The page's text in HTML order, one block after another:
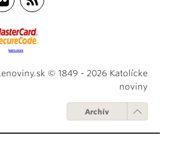
© 1849 - 2026 Katolícke
noviny
Archív